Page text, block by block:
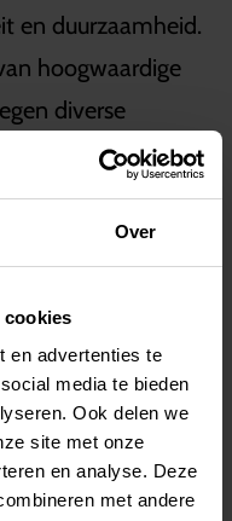
Over
cookies
en advertenties te
media te bieden
Ook delen we
site met onze
en analyse. Deze
met andere
en duurzaamheid.
hoogwaardige
diverse
je spullen veilig
is eenvoudig te
het
Kawasaki